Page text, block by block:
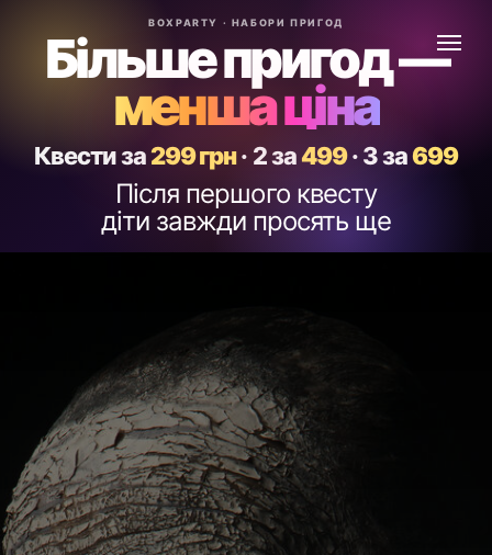
BOXPARTY · НАБОРИ ПРИГОД
Більше пригод —
менша ціна
Квести за299 грн· 2 за499·3 за699
Після першого квесту
діти завжди просять ще